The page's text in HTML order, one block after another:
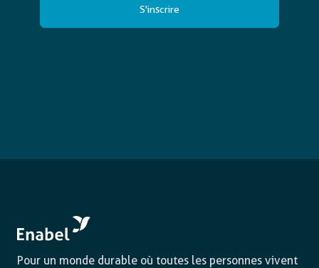
Pour un monde durable où toutes les personnes vivent